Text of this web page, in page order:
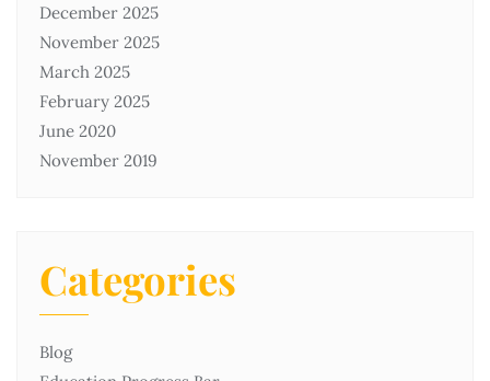
December 2025
November 2025
March 2025
February 2025
June 2020
November 2019
Categories
Blog